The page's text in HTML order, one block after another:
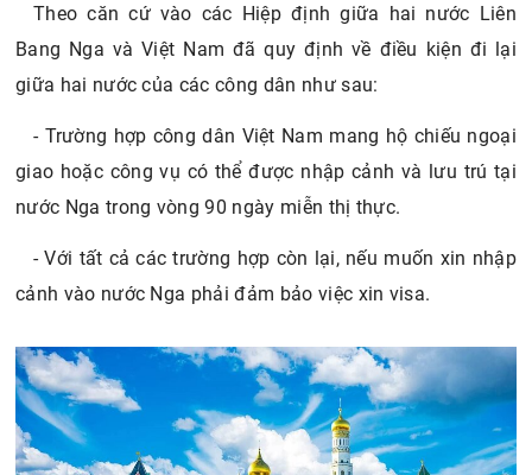
Theo căn cứ vào các Hiệp định giữa hai nước Liên
Bang Nga và Việt Nam đã quy định về điều kiện đi lại
giữa hai nước của các công dân như sau:
- Trường hợp công dân Việt Nam mang hộ chiếu ngoại
giao hoặc công vụ có thể được nhập cảnh và lưu trú tại
nước Nga trong vòng 90 ngày miễn thị thực.
- Với tất cả các trường hợp còn lại, nếu muốn xin nhập
cảnh vào nước Nga phải đảm bảo việc xin visa.